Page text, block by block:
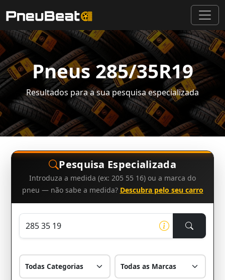
Pneus 285/35R19
Resultados para a sua pesquisa especializada
Pesquisa Especializada
Introduza a medida (ex: 205 55 16) ou a marca do
pneu — não sabe a medida? Descubra pelo seu carro